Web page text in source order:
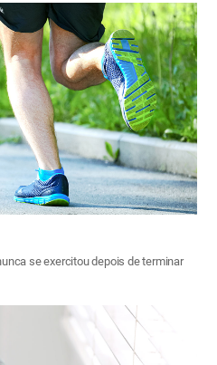
se exercitou depois de terminar